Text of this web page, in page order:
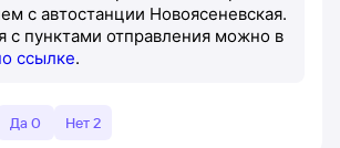
с автостанции Новоясеневская.
с пунктами отправления можно в
ссылке.
Да 0 Нет 2